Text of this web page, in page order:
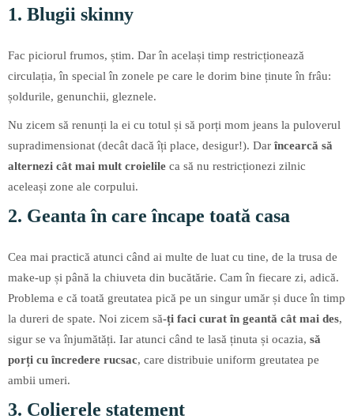
1. Blugii skinny
Fac piciorul frumos, știm. Dar în același timp restricționează
circulația, în special în zonele pe care le dorim bine ținute în frâu:
șoldurile, genunchii, gleznele.
Nu zicem să renunți la ei cu totul și să porți mom jeans la puloverul
supradimensionat (decât dacă îți place, desigur!). Dar încearcă să
alternezi cât mai mult croielile ca să nu restricționezi zilnic
aceleași zone ale corpului.
2. Geanta în care încape toată casa
Cea mai practică atunci când ai multe de luat cu tine, de la trusa de
make-up și până la chiuveta din bucătărie. Cam în fiecare zi, adică.
Problema e că toată greutatea pică pe un singur umăr și duce în timp
la dureri de spate. Noi zicem să-ți faci curat în geantă cât mai des,
sigur se va înjumătăți. Iar atunci când te lasă ținuta și ocazia, să
porți cu încredere rucsac, care distribuie uniform greutatea pe
ambii umeri.
3. Colierele statement